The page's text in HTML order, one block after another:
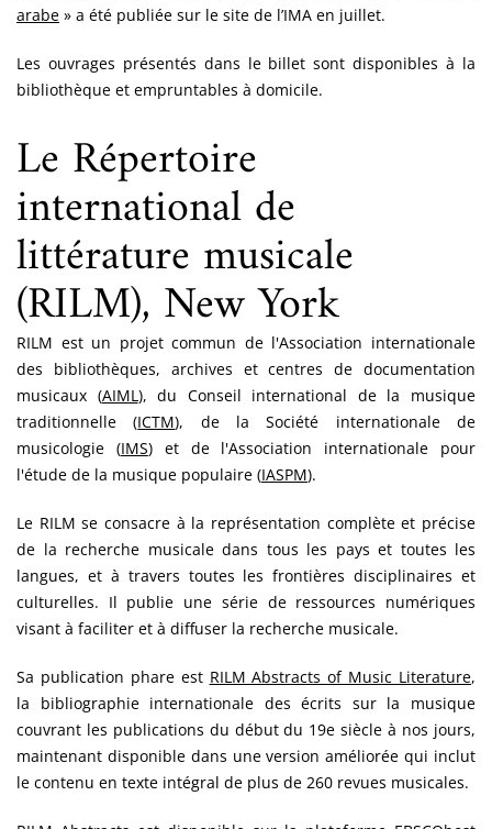
arabe » a été publiée sur le site de l’IMA en juillet.
Les ouvrages présentés dans le billet sont disponibles à la
bibliothèque et empruntables à domicile.
Le Répertoire
international de
littérature musicale
(RILM), New York
RILM est un projet commun de l'Association internationale
des bibliothèques, archives et centres de documentation
musicaux (AIML), du Conseil international de la musique
traditionnelle (ICTM), de la Société internationale de
musicologie (IMS) et de l'Association internationale pour
l'étude de la musique populaire (IASPM).
Le RILM se consacre à la représentation complète et précise
de la recherche musicale dans tous les pays et toutes les
langues, et à travers toutes les frontières disciplinaires et
culturelles. Il publie une série de ressources numériques
visant à faciliter et à diffuser la recherche musicale.
Sa publication phare est RILM Abstracts of Music Literature,
la bibliographie internationale des écrits sur la musique
couvrant les publications du début du 19e siècle à nos jours,
maintenant disponible dans une version améliorée qui inclut
le contenu en texte intégral de plus de 260 revues musicales.